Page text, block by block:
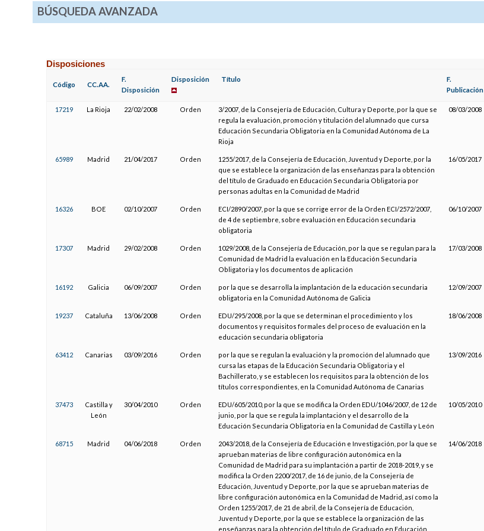
BÚSQUEDA AVANZADA
Disposiciones
Código CC.AA.
F.
Disposición
Disposición Título
F.
Publicación
17219 La Rioja 22/02/2008 Orden
3/2007, de la Consejería de Educación, Cultura y Deporte, por la que se
regula la evaluación, promoción y titulación del alumnado que cursa
Educación Secundaria Obligatoria en la Comunidad Autónoma de La
Rioja
08/03/2008
65989 Madrid 21/04/2017 Orden
1255/2017, de la Consejería de Educación, Juventud y Deporte, por la
que se establece la organización de las enseñanzas para la obtención
del título de Graduado en Educación Secundaria Obligatoria por
personas adultas en la Comunidad de Madrid
16/05/2017
16326 BOE 02/10/2007 Orden
ECI/2890/2007, por la que se corrige error de la Orden ECI/2572/2007,
de 4 de septiembre, sobre evaluación en Educación secundaria
obligatoria
06/10/2007
17307 Madrid 29/02/2008 Orden
1029/2008, de la Consejería de Educación, por la que se regulan para la
Comunidad de Madrid la evaluación en la Educación Secundaria
Obligatoria y los documentos de aplicación
17/03/2008
16192 Galicia 06/09/2007 Orden
por la que se desarrolla la implantación de la educación secundaria
obligatoria en la Comunidad Autónoma de Galicia
12/09/2007
19237 Cataluña 13/06/2008 Orden
EDU/295/2008, por la que se determinan el procedimiento y los
documentos y requisitos formales del proceso de evaluación en la
educación secundaria obligatoria
18/06/2008
63412 Canarias 03/09/2016 Orden
por la que se regulan la evaluación y la promoción del alumnado que
cursa las etapas de la Educación Secundaria Obligatoria y el
Bachillerato, y se establecen los requisitos para la obtención de los
títulos correspondientes, en la Comunidad Autónoma de Canarias
13/09/2016
37473
Castilla y
León
30/04/2010 Orden
EDU/605/2010, por la que se modifica la Orden EDU/1046/2007, de 12 de
junio, por la que se regula la implantación y el desarrollo de la
Educación Secundaria Obligatoria en la Comunidad de Castilla y León
10/05/2010
68715 Madrid 04/06/2018 Orden
2043/2018, de la Consejería de Educación e Investigación, por la que se
aprueban materias de libre configuración autonómica en la
Comunidad de Madrid para su implantación a partir de 2018-2019, y se
modifica la Orden 2200/2017, de 16 de junio, de la Consejería de
Educación, Juventud y Deporte, por la que se aprueban materias de
libre configuración autonómica en la Comunidad de Madrid, así como la
Orden 1255/2017, de 21 de abril, de la Consejería de Educación,
Juventud y Deporte, por la que se establece la organización de las
enseñanzas para la obtención del título de Graduado en Educación
14/06/2018